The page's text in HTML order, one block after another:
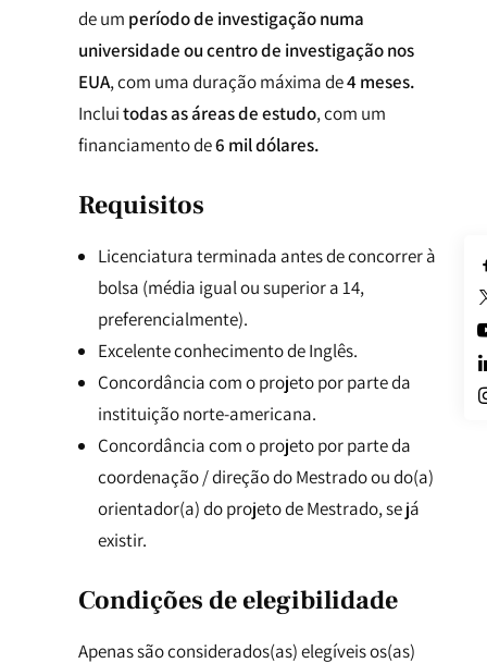
de um período de investigação numa
universidade ou centro de investigação nos
EUA, com uma duração máxima de4 meses.
Incluitodas as áreas de estudo, com um
financiamento de6 mil dólares.
Requisitos
Licenciatura terminada antes de concorrer à
bolsa (média igual ou superior a 14,
preferencialmente).
Excelente conhecimento de Inglês.
Concordância com o projeto por parte da
instituição norte-americana.
Concordância com o projeto por parte da
coordenação / direção do Mestrado ou do(a)
orientador(a) do projeto de Mestrado, se já
existir.
Condições de elegibilidade
Apenas são considerados(as) elegíveis os(as)